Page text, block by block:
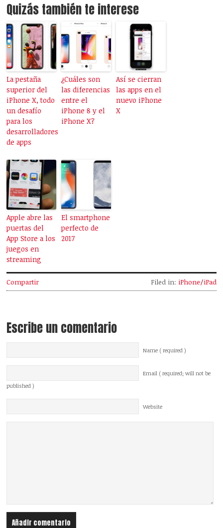
Quizás también te interese
La pestaña
superior del
iPhone X, todo
un desafío
para los
desarrolladores
de apps
¿Cuáles son
las diferencias
entre el
iPhone 8 y el
iPhone X?
Así se cierran
las apps en el
nuevo iPhone
X
Apple abre las
puertas del
App Store a los
juegos en
streaming
El smartphone
perfecto de
2017
Compartir Filed in: iPhone/iPad
Escribe un comentario
Name ( required )
Email ( required; will not be
published )
Website